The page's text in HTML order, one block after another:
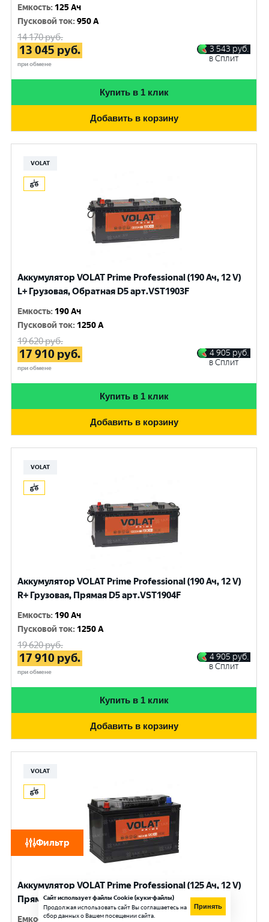
Фильтр
Емкость: 125 Ач
Пусковой ток:950 A
14 170руб.
13 045 руб.
при обмене
3 543 руб.
в Сплит
Купить в 1 клик
Добавить в корзину
VOLAT
Аккумулятор VOLAT Prime Professional (190 Ач, 12 V)
L+ Грузовая, Обратная D5 арт.VST1903F
Емкость: 190 Ач
Пусковой ток: 1250 A
19 620руб.
17 910 руб.
при обмене
4 905 руб.
в Сплит
Купить в 1 клик
Добавить в корзину
VOLAT
Аккумулятор VOLAT Prime Professional (190 Ач, 12 V)
R+ Грузовая, Прямая D5 арт.VST1904F
Емкость: 190 Ач
Пусковой ток: 1250 A
19 620руб.
17 910 руб.
при обмене
4 905 руб.
в Сплит
Купить в 1 клик
Добавить в корзину
VOLAT
Аккумулятор VOLAT Prime Professional (125 Ач, 12 V)
Прямая, L+ D2 арт.VST1251
Емкость:125 Ач
Сайт использует файлы Cookie (куки-файлы)
Продолжая использовать сайт Вы соглашаетесь на
сбор данных о Вашем посещении сайта.
Принять